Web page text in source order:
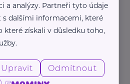
a analýzy. Partneři tyto údaje
dalšími informacemi, které
které získali v důsledku toho,
Upravit Odmítnout